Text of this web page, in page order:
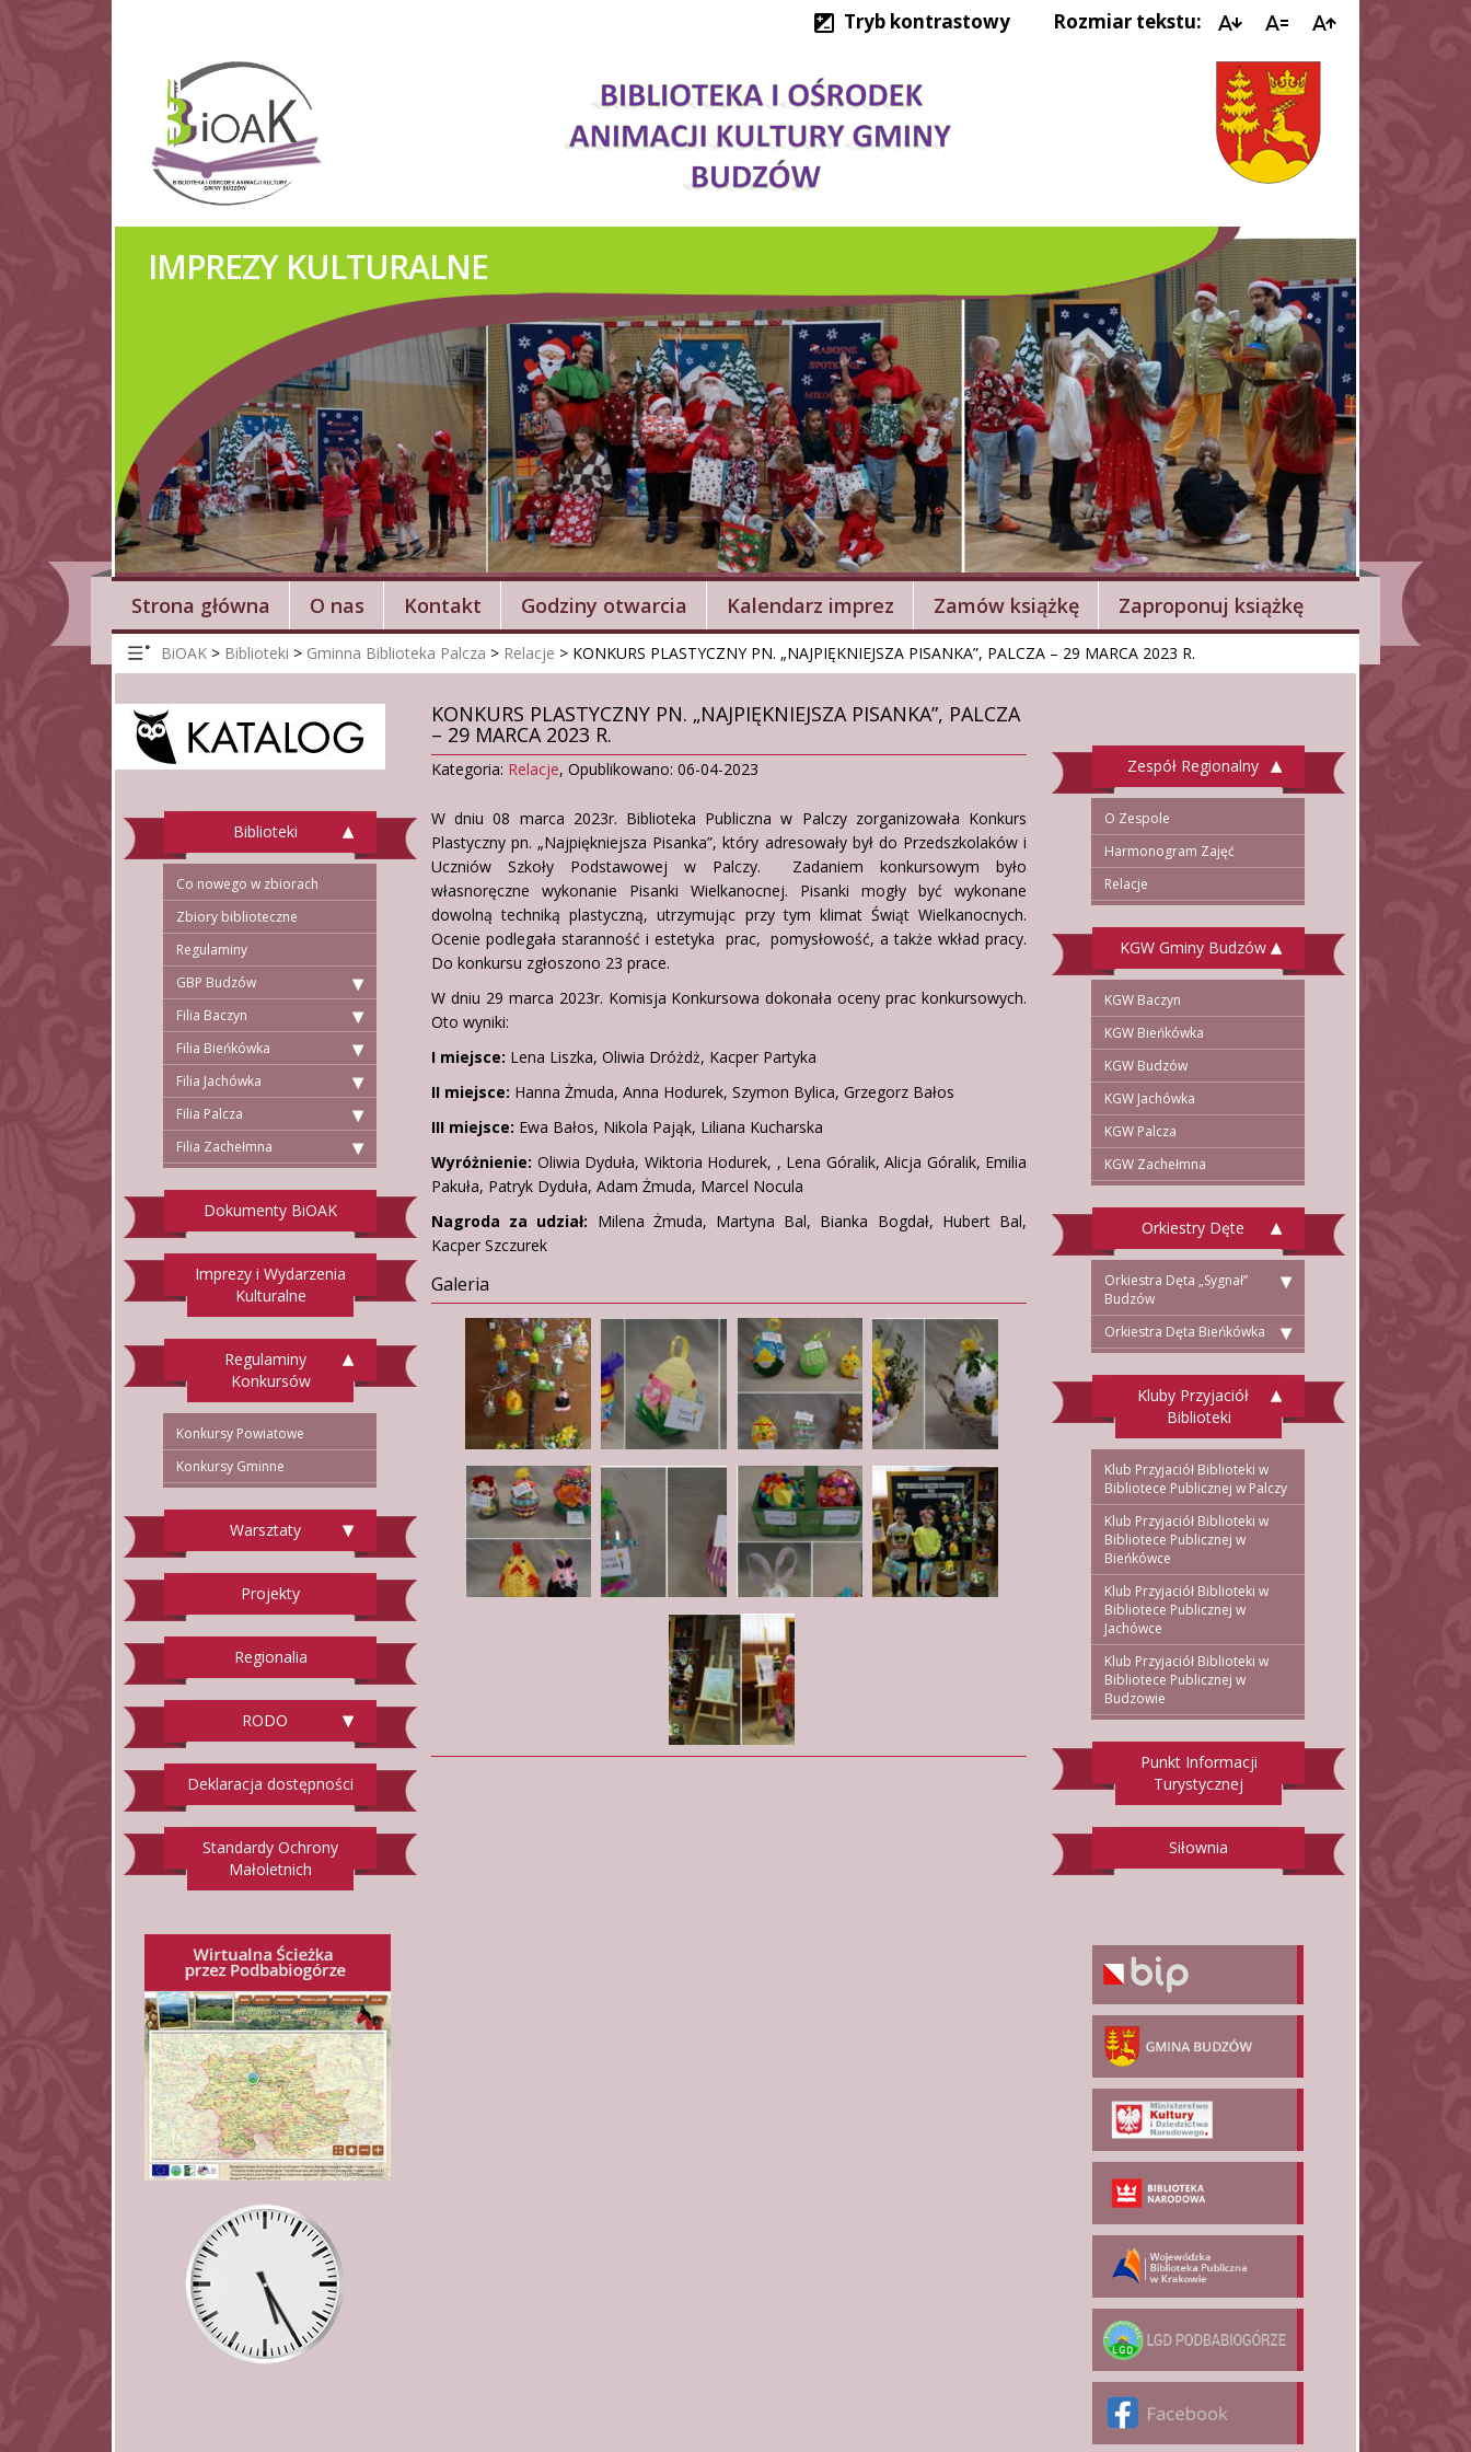
Tryb kontrastowy Rozmiar tekstu:
IMPREZY KULTURALNE
Strona główna O nas Kontakt Godziny otwarcia Kalendarz imprez Zamów książkę Zaproponuj książkę
BiOAK > Biblioteki > Gminna Biblioteka Palcza > Relacje > KONKURS PLASTYCZNY PN. „NAJPIĘKNIEJSZA PISANKA”, PALCZA – 29 MARCA 2023 R.
Biblioteki
Co nowego w zbiorach
Zbiory biblioteczne
Regulaminy
GBP Budzów
Filia Baczyn
Filia Bieńkówka
Filia Jachówka
Filia Palcza
Filia Zachełmna
Dokumenty BiOAK
Imprezy i Wydarzenia
Kulturalne
Regulaminy
Konkursów
Konkursy Powiatowe
Konkursy Gminne
Warsztaty
Projekty
Regionalia
RODO
Deklaracja dostępności
Standardy Ochrony
Małoletnich
KONKURS PLASTYCZNY PN. „NAJPIĘKNIEJSZA PISANKA”, PALCZA
– 29 MARCA 2023 R.
Kategoria: Relacje, Opublikowano: 06-04-2023
W dniu 08 marca 2023r. Biblioteka Publiczna w Palczy zorganizowała Konkurs
Plastyczny pn. „Najpiękniejsza Pisanka”, który adresowały był do Przedszkolaków i
Uczniów Szkoły Podstawowej w Palczy. Zadaniem konkursowym było
własnoręczne wykonanie Pisanki Wielkanocnej. Pisanki mogły być wykonane
dowolną techniką plastyczną, utrzymując przy tym klimat Świąt Wielkanocnych.
Ocenie podlegała staranność i estetyka prac, pomysłowość, a także wkład pracy.
Do konkursu zgłoszono 23 prace.
W dniu 29 marca 2023r. Komisja Konkursowa dokonała oceny prac konkursowych.
Oto wyniki:
I miejsce: Lena Liszka, Oliwia Dróżdż, Kacper Partyka
II miejsce: Hanna Żmuda, Anna Hodurek, Szymon Bylica, Grzegorz Bałos
III miejsce: Ewa Bałos, Nikola Pająk, Liliana Kucharska
Wyróżnienie: Oliwia Dyduła, Wiktoria Hodurek, , Lena Góralik, Alicja Góralik, Emilia
Pakuła, Patryk Dyduła, Adam Żmuda, Marcel Nocula
Nagroda za udział: Milena Żmuda, Martyna Bal, Bianka Bogdał, Hubert Bal,
Kacper Szczurek
Galeria
Zespół Regionalny
O Zespole
Harmonogram Zajęć
Relacje
KGW Gminy Budzów
KGW Baczyn
KGW Bieńkówka
KGW Budzów
KGW Jachówka
KGW Palcza
KGW Zachełmna
Orkiestry Dęte
Orkiestra Dęta „Sygnał”
Budzów
Orkiestra Dęta Bieńkówka
Kluby Przyjaciół
Biblioteki
Klub Przyjaciół Biblioteki w
Bibliotece Publicznej w Palczy
Klub Przyjaciół Biblioteki w
Bibliotece Publicznej w
Bieńkówce
Klub Przyjaciół Biblioteki w
Bibliotece Publicznej w
Jachówce
Klub Przyjaciół Biblioteki w
Bibliotece Publicznej w
Budzowie
Punkt Informacji
Turystycznej
Siłownia